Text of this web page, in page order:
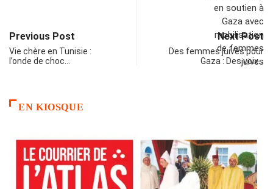
Previous Post
Vie chère en Tunisie :
l’onde de choc…
Next Post
Des femmes juives pour
Gaza : Des voix…
EN KIOSQUE